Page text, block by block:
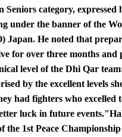
Seniors category, expressed
under the banner of the
Japan. He noted that
for over three months and
level of the Dhi Qar
by the excellent levels
had fighters who excelled
luck in future events."
the 1st Peace